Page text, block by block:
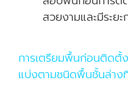
สวยงามและมีระย
การเตรียมพื้นก่อนติดตั้
แบ่งตามชนิดพื้นชั้นล่า